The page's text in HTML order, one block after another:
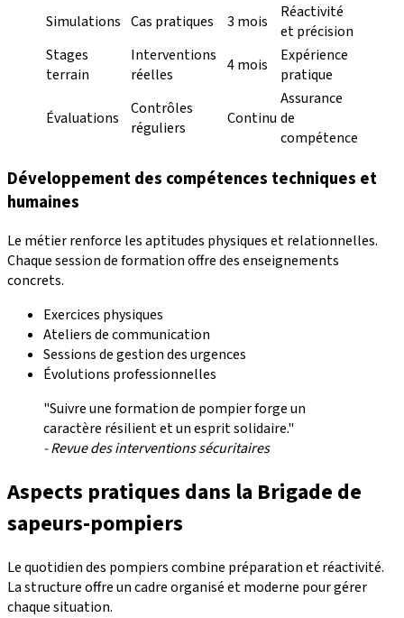
Simulations Cas pratiques 3 mois
Réactivité
et précision
Stages
terrain
Interventions
réelles
4 mois
Expérience
pratique
Évaluations
Contrôles
réguliers
Continu
Assurance
de
compétence
Développement des compétences techniques et
humaines
Le métier renforce les aptitudes physiques et relationnelles.
Chaque session de formation offre des enseignements
concrets.
Exercices physiques
Ateliers de communication
Sessions de gestion des urgences
Évolutions professionnelles
"Suivre une formation de pompier forge un
caractère résilient et un esprit solidaire."
- Revue des interventions sécuritaires
Aspects pratiques dans la Brigade de
sapeurs-pompiers
Le quotidien des pompiers combine préparation et réactivité.
La structure offre un cadre organisé et moderne pour gérer
chaque situation.